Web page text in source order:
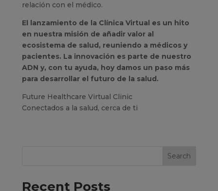
relación con el médico.
El lanzamiento de la Clínica Virtual es un hito
en nuestra misión de añadir valor al
ecosistema de salud, reuniendo a médicos y
pacientes. La innovación es parte de nuestro
ADN y, con tu ayuda, hoy damos un paso más
para desarrollar el futuro de la salud.
Future Healthcare Virtual Clinic
Conectados a la salud, cerca de ti
Search
Recent Posts